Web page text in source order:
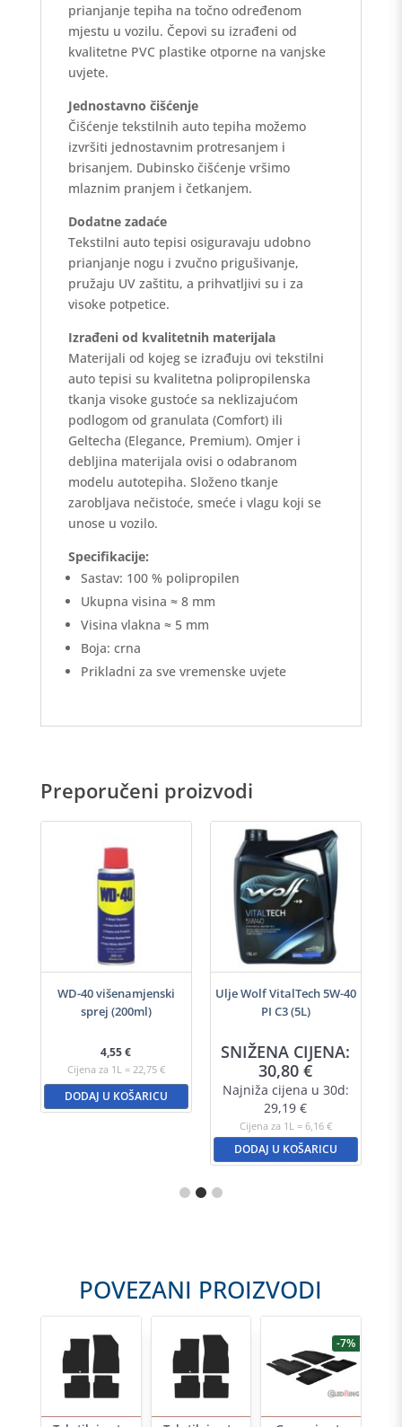
prianjanje tepiha na točno određenom
mjestu u vozilu. Čepovi su izrađeni od
kvalitetne PVC plastike otporne na vanjske
uvjete.
Jednostavno čišćenje
Čišćenje tekstilnih auto tepiha možemo
izvršiti jednostavnim protresanjem i
brisanjem. Dubinsko čišćenje vršimo
mlaznim pranjem i četkanjem.
Dodatne zadaće
Tekstilni auto tepisi osiguravaju udobno
prianjanje nogu i zvučno prigušivanje,
pružaju UV zaštitu, a prihvatljivi su i za
visoke potpetice.
Izrađeni od kvalitetnih materijala
Materijali od kojeg se izrađuju ovi tekstilni
auto tepisi su kvalitetna polipropilenska
tkanja visoke gustoće sa neklizajućom
podlogom od granulata (Comfort) ili
Geltecha (Elegance, Premium). Omjer i
debljina materijala ovisi o odabranom
modelu autotepiha. Složeno tkanje
zarobljava nečistoće, smeće i vlagu koji se
unose u vozilo.
Specifikacije:
Sastav: 100 % polipropilen
Ukupna visina ≈ 8 mm
Visina vlakna ≈ 5 mm
Boja: crna
Prikladni za sve vremenske uvjete
Preporučeni proizvodi
WD-40 višenamjenski
sprej (200ml)
4,55€
Cijena za 1L = 22,75 €
DODAJ U KOŠARICU
Ulje Wolf VitalTech 5W-40
PI C3 (5L)
SNIŽENA CIJENA:
30,80€
Najniža cijena u 30d:
29,19€
Cijena za 1L = 6,16 €
DODAJ U KOŠARICU
POVEZANI PROIZVODI
-7%